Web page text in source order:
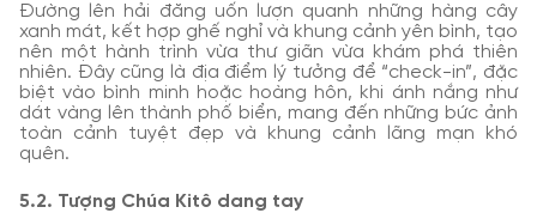
Đường lên hải đăng uốn lượn quanh những hàng cây
xanh mát, kết hợp ghế nghỉ và khung cảnh yên bình, tạo
nên một hành trình vừa thư giãn vừa khám phá thiên
nhiên. Đây cũng là địa điểm lý tưởng để “check-in”, đặc
biệt vào bình minh hoặc hoàng hôn, khi ánh nắng như
dát vàng lên thành phố biển, mang đến những bức ảnh
toàn cảnh tuyệt đẹp và khung cảnh lãng mạn khó
quên.
5.2. Tượng Chúa Kitô dang tay